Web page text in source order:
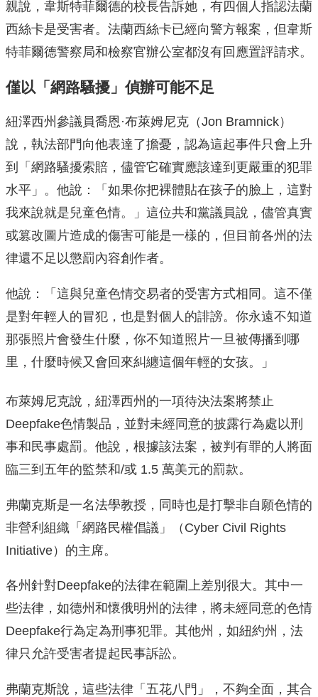
親說，韋斯特菲爾德的校長告訴她，有四個人指認法蘭
西絲卡是受害者。法蘭西絲卡已經向警方報案，但韋斯
特菲爾德警察局和檢察官辦公室都沒有回應置評請求。
僅以「網路騷擾」偵辦可能不足
紐澤西州參議員喬恩·布萊姆尼克（Jon Bramnick）
說，執法部門向他表達了擔憂，認為這起事件只會上升
到「網路騷擾索賠，儘管它確實應該達到更嚴重的犯罪
水平」。他說：「如果你把裸體貼在孩子的臉上，這對
我來說就是兒童色情。」這位共和黨議員說，儘管真實
或篡改圖片造成的傷害可能是一樣的，但目前各州的法
律還不足以懲罰內容創作者。
他說：「這與兒童色情交易者的受害方式相同。這不僅
是對年輕人的冒犯，也是對個人的誹謗。你永遠不知道
那張照片會發生什麼，你不知道照片一旦被傳播到哪
里，什麼時候又會回來糾纏這個年輕的女孩。」
布萊姆尼克說，紐澤西州的一項待決法案將禁止
Deepfake色情製品，並對未經同意的披露行為處以刑
事和民事處罰。他說，根據該法案，被判有罪的人將面
臨三到五年的監禁和/或 1.5 萬美元的罰款。
弗蘭克斯是一名法學教授，同時也是打擊非自願色情的
非營利組織「網路民權倡議」（Cyber Civil Rights
Initiative）的主席。
各州針對Deepfake的法律在範圍上差別很大。其中一
些法律，如德州和懷俄明州的法律，將未經同意的色情
Deepfake行為定為刑事犯罪。其他州，如紐約州，法
律只允許受害者提起民事訴訟。
弗蘭克斯說，這些法律「五花八門」，不夠全面，其合